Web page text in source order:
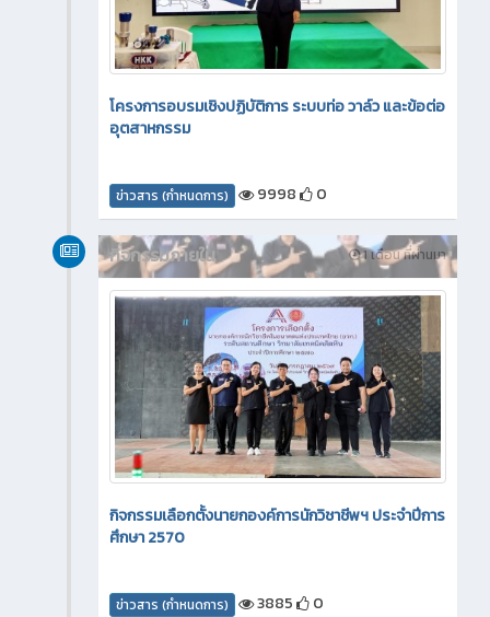
โครงการอบรมเชิงปฏิบัติการ ระบบท่อ วาล์ว และข้อต่อ
อุตสาหกรรม
ข่าวสาร (กำหนดการ) 9998 0
1 เดือน ที่ผ่านมา
กิจกรรมภายใน
กิจกรรมเลือกตั้งนายกองค์การนักวิชาชีพฯ ประจำปีการ
ศึกษา 2570
ข่าวสาร (กำหนดการ) 3885 0